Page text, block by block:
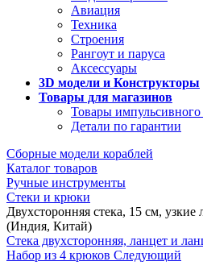
Авиация
Техника
Строения
Рангоут и паруса
Аксессуары
3D модели и Конструкторы
Товары для магазинов
Товары импульсивного
Детали по гарантии
Сборные модели кораблей
Каталог товаров
Ручные инструменты
Стеки и крюки
Двухсторонняя стека, 15 см,
(Индия, Китай)
Стека двухсторонняя, ланцет и
Набор из 4 крюков Следующий